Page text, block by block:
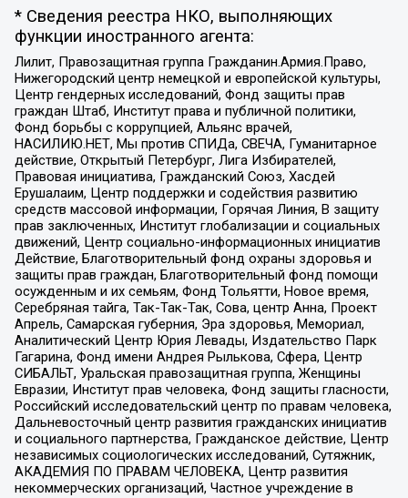
* Сведения реестра НКО, выполняющих
функции иностранного агента:
Лилит, Правозащитная группа Гражданин.Армия.Право,
Нижегородский центр немецкой и европейской культуры,
Центр гендерных исследований, Фонд защиты прав
граждан Штаб, Институт права и публичной политики,
Фонд борьбы с коррупцией, Альянс врачей,
НАСИЛИЮ.НЕТ, Мы против СПИДа, СВЕЧА, Гуманитарное
действие, Открытый Петербург, Лига Избирателей,
Правовая инициатива, Гражданский Союз, Хасдей
Ерушалаим, Центр поддержки и содействия развитию
средств массовой информации, Горячая Линия, В защиту
прав заключенных, Институт глобализации и социальных
движений, Центр социально-информационных инициатив
Действие, Благотворительный фонд охраны здоровья и
защиты прав граждан, Благотворительный фонд помощи
осужденным и их семьям, Фонд Тольятти, Новое время,
Серебряная тайга, Так-Так-Так, Сова, центр Анна, Проект
Апрель, Самарская губерния, Эра здоровья, Мемориал,
Аналитический Центр Юрия Левады, Издательство Парк
Гагарина, Фонд имени Андрея Рылькова, Сфера, Центр
СИБАЛЬТ, Уральская правозащитная группа, Женщины
Евразии, Институт прав человека, Фонд защиты гласности,
Российский исследовательский центр по правам человека,
Дальневосточный центр развития гражданских инициатив
и социального партнерства, Гражданское действие, Центр
независимых социологических исследований, Сутяжник,
АКАДЕМИЯ ПО ПРАВАМ ЧЕЛОВЕКА, Центр развития
некоммерческих организаций, Частное учреждение в